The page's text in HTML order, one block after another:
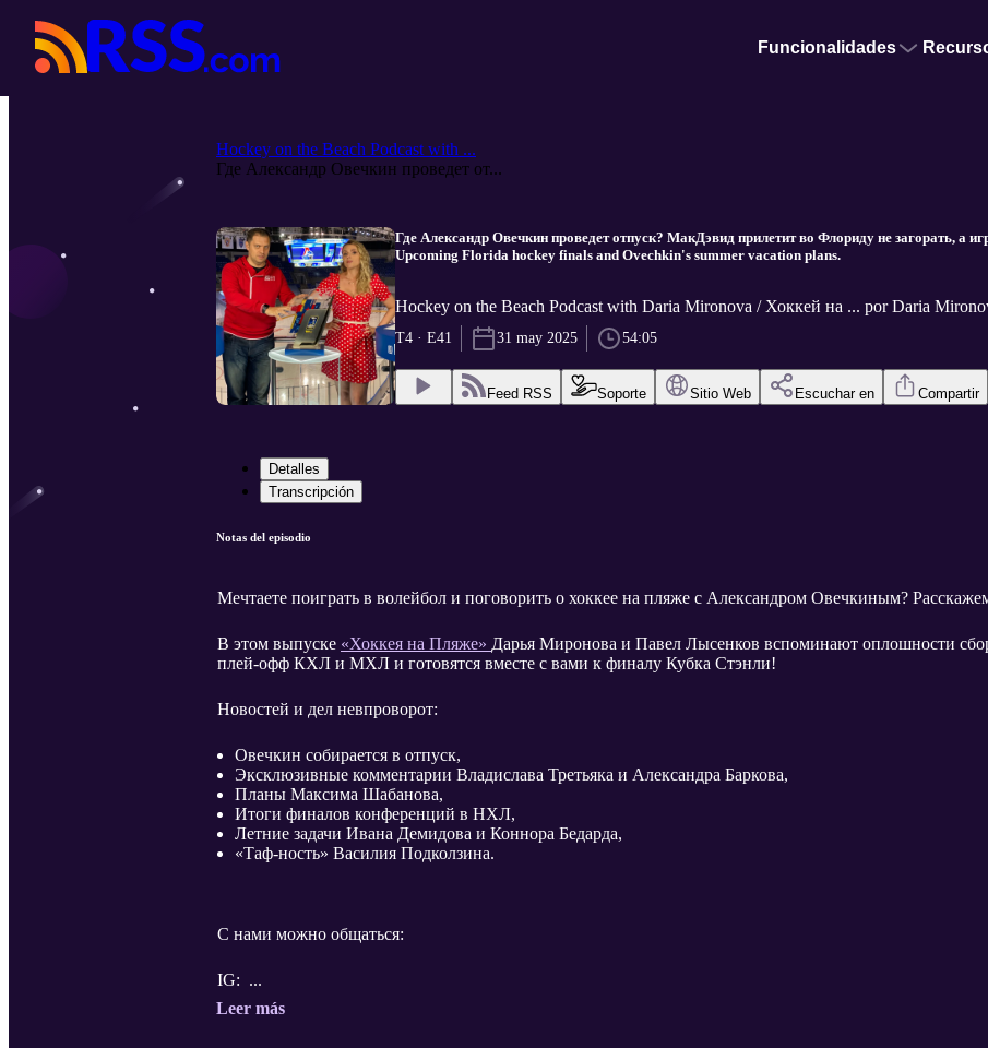
Funcionalidades
Hockey on the Beach Podcast with ...
Где Александр Овечкин проведет от...
Где Александр Овечкин проведет отпуск? МакДэвид прилетит во Флориду не загорать, а
Upcoming Florida hockey finals and Ovechkin's summer vacation plans.
Hockey on the Beach Podcast with Daria Mironova / Хоккей на ... por Daria
T4 · E41 31 may 2025 54:05
Feed RSS Soporte Sitio Web Escuchar en Compartir
Detalles
Transcripción
Notas del episodio
Мечтаете поиграть в волейбол и поговорить о хоккее на пляже с Александром Овечкиным?
В этом выпуске «Хоккея на Пляже» Дарья Миронова и Павел Лысенков вспоминают оплошности
плей-офф КХЛ и МХЛ и готовятся вместе с вами к финалу Кубка Стэнли!
Новостей и дел невпроворот:
Овечкин собирается в отпуск,
Эксклюзивные комментарии Владислава Третьяка и Александра Баркова,
Планы Максима Шабанова,
Итоги финалов конференций в НХЛ,
Летние задачи Ивана Демидова и Коннора Бедарда,
«Таф-ность» Василия Подколзина.
С нами можно общаться:
IG: ...
Leer más